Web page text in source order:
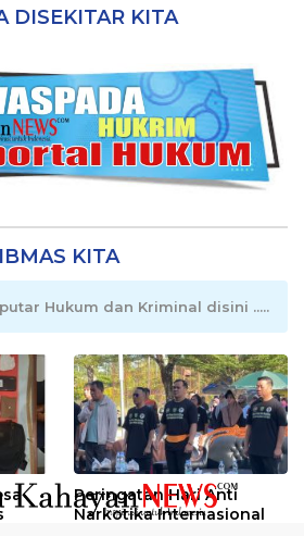
DISEKITAR KITA
KITA
Hukum dan Kriminal disini .....
Peringatan Hari Anti
Narkotika Internasional